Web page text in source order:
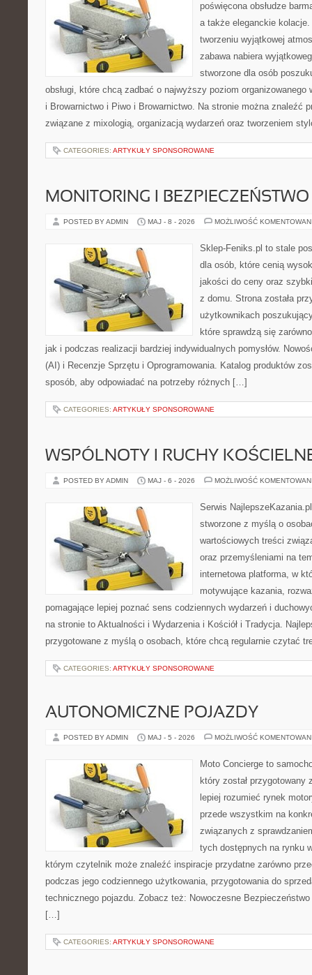
poświęcona obsłudze
a także eleganckie
tworzeniu wyjątkowej
zabawa nabiera
stworzone dla osób
obsługi, które chcą zadbać o najwyższy poziom organizowanego
i Browarnictwo i Piwo i Browarnictwo. Na stronie można znaleźć
związane z mixologią, organizacją wydarzeń oraz tworzeniem
CATEGORIES: ARTYKUŁY SPONSOROWANE
MONITORING I
POSTED BY ADMIN MAJ - 8 - 2026 MOŻLIWOŚĆ
Sklep-Feniks.pl to stale
dla osób, które cenią
jakości do ceny oraz
z domu. Strona została
użytkownikach
które sprawdzą się
jak i podczas realizacji bardziej indywidualnych pomysłów.
(AI) i Recenzje Sprzętu i Oprogramowania. Katalog produktów
sposób, aby odpowiadać na potrzeby różnych […]
CATEGORIES: ARTYKUŁY SPONSOROWANE
WSPÓLNOTY I RUCHY
POSTED BY ADMIN MAJ - 6 - 2026 MOŻLIWOŚĆ
Serwis
stworzone z myślą o
wartościowych treści
oraz przemyśleniami na
internetowa platforma, w
motywujące kazania,
pomagające lepiej poznać sens codziennych wydarzeń i
na stronie to Aktualności i Wydarzenia i Kościół i Tradycja.
przygotowane z myślą o osobach, które chcą regularnie czytać
CATEGORIES: ARTYKUŁY SPONSOROWANE
AUTONOMICZNE POJAZDY
POSTED BY ADMIN MAJ - 5 - 2026 MOŻLIWOŚĆ
Moto Concierge to
który został
lepiej rozumieć rynek
przede wszystkim na
związanych z
tych dostępnych na rynku
którym czytelnik może znaleźć inspiracje przydatne zarówno
podczas jego codziennego użytkowania, przygotowania do
technicznego pojazdu. Zobacz też: Nowoczesne
[…]
CATEGORIES: ARTYKUŁY SPONSOROWANE